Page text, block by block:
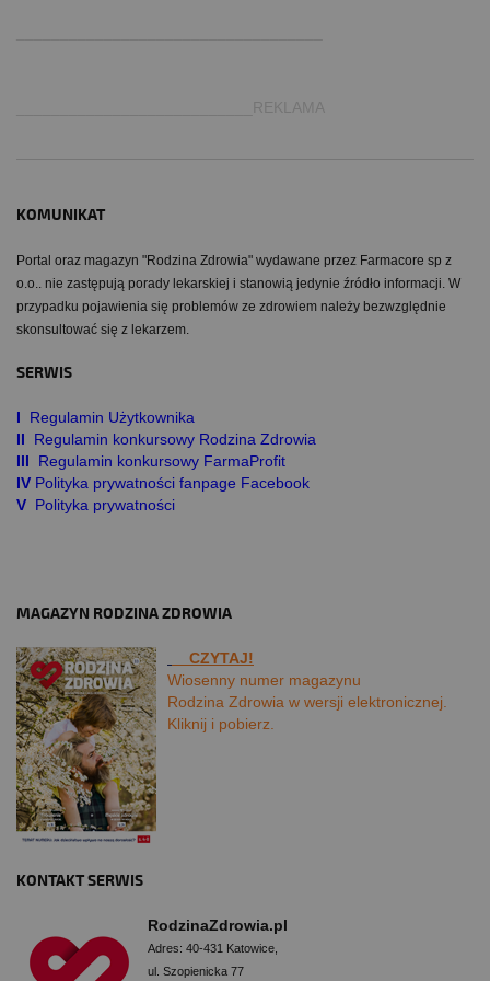
___________________________REKLAMA
KOMUNIKAT
Portal oraz magazyn "Rodzina Zdrowia" wydawane przez Farmacore sp z
o.o.. nie zastępują porady lekarskiej i stanowią jedynie źródło informacji. W
przypadku pojawienia się problemów ze zdrowiem należy bezwzględnie
skonsultować się z lekarzem.
SERWIS
I Regulamin Użytkownika
II
Regulamin konkursowy Rodzina Zdrowia
III
Regulamin konkursowy FarmaProfit
IV Polityka prywatności fanpage Facebook
V Polityka prywatności
MAGAZYN RODZINA ZDROWIA
CZYTAJ!
Wiosenny numer magazynu
Rodzina Zdrowia w wersji elektronicznej.
Kliknij i pobierz.
KONTAKT SERWIS
RodzinaZdrowia.pl
Adres: 40-431 Katowice,
ul. Szopienicka 77